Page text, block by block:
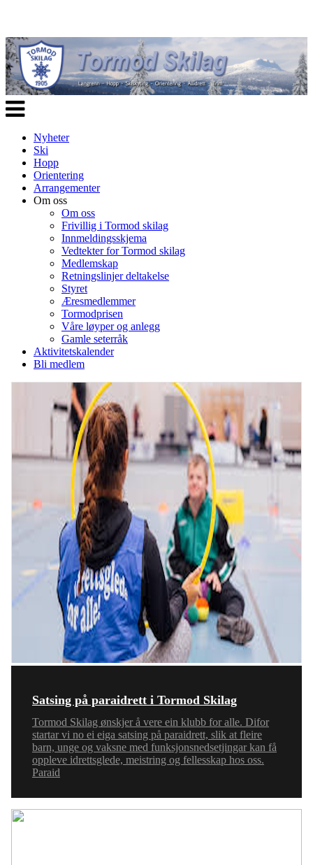
Veksle
navigasjon
Nyheter
Ski
Hopp
Orientering
Arrangementer
Om oss
Om oss
Frivillig i Tormod skilag
Innmeldingsskjema
Vedtekter for Tormod skilag
Medlemskap
Retningslinjer deltakelse
Styret
Æresmedlemmer
Tormodprisen
Våre løyper og anlegg
Gamle seterråk
Aktivitetskalender
Bli medlem
Satsing på paraidrett i Tormod Skilag
Tormod Skilag ønskjer å vere ein klubb for alle. Difor
startar vi no ei eiga satsing på paraidrett, slik at fleire
barn, unge og vaksne med funksjonsnedsetjingar kan få
oppleve idrettsglede, meistring og fellesskap hos oss.
Paraid